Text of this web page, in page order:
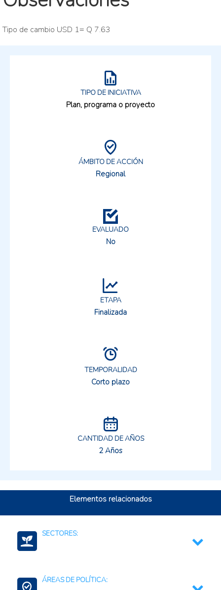
Tipo de cambio USD 1= Q 7.63
TIPO DE INICIATIVA
Plan, programa o proyecto
ÁMBITO DE ACCIÓN
Regional
EVALUADO
No
ETAPA
Finalizada
TEMPORALIDAD
Corto plazo
CANTIDAD DE AÑOS
2 Años
Elementos relacionados
SECTORES:
Ciencia, tecnología e innovación
ÁREAS DE POLÍTICA: